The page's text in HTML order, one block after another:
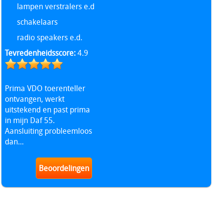
lampen verstralers e.d
schakelaars
radio speakers e.d.
Tevredenheidsscore:4.9
Prima VDO toerenteller
ontvangen, werkt
uitstekend en past prima
in mijn Daf 55.
Aansluiting probleemloos
dan...
Beoordelingen